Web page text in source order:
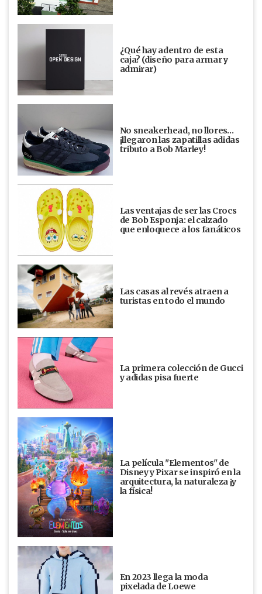
¿Qué hay adentro de esta
caja? (diseño para armar y
admirar)
No sneakerhead, no llores…
¡llegaron las zapatillas adidas
tributo a Bob Marley!
Las ventajas de ser las Crocs
de Bob Esponja: el calzado
que enloquece a los fanáticos
Las casas al revés atraen a
turistas en todo el mundo
La primera colección de Gucci
y adidas pisa fuerte
La película "Elementos" de
Disney y Pixar se inspiró en la
arquitectura, la naturaleza ¡y
la física!
En 2023 llega la moda
pixelada de Loewe